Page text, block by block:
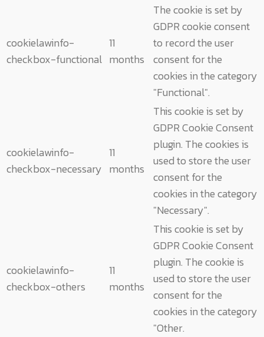
cookielawinfo-
checkbox-functional
11
months
The cookie is set by
GDPR cookie consent
to record the user
consent for the
cookies in the category
"Functional".
cookielawinfo-
checkbox-necessary
11
months
This cookie is set by
GDPR Cookie Consent
plugin. The cookies is
used to store the user
consent for the
cookies in the category
"Necessary".
cookielawinfo-
checkbox-others
11
months
This cookie is set by
GDPR Cookie Consent
plugin. The cookie is
used to store the user
consent for the
cookies in the category
"Other.